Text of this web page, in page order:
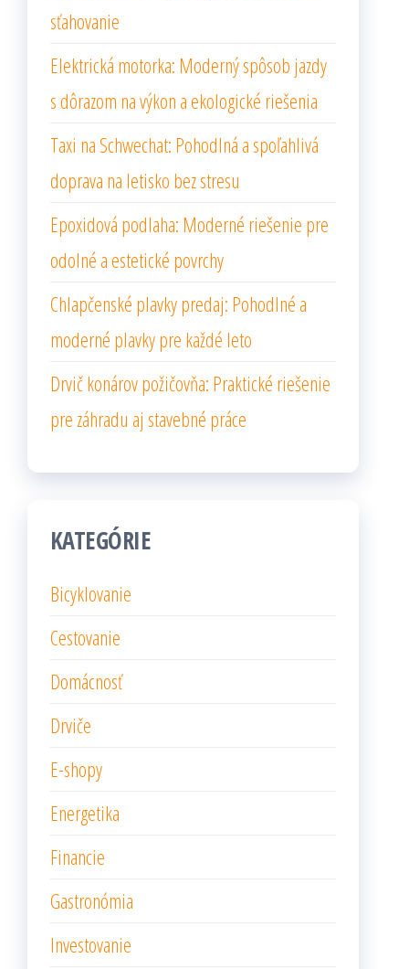
sťahovanie
Elektrická motorka: Moderný spôsob jazdy
s dôrazom na výkon a ekologické riešenia
Taxi na Schwechat: Pohodlná a spoľahlivá
doprava na letisko bez stresu
Epoxidová podlaha: Moderné riešenie pre
odolné a estetické povrchy
Chlapčenské plavky predaj: Pohodlné a
moderné plavky pre každé leto
Drvič konárov požičovňa: Praktické riešenie
pre záhradu aj stavebné práce
KATEGÓRIE
Bicyklovanie
Cestovanie
Domácnosť
Drviče
E-shopy
Energetika
Financie
Gastronómia
Investovanie